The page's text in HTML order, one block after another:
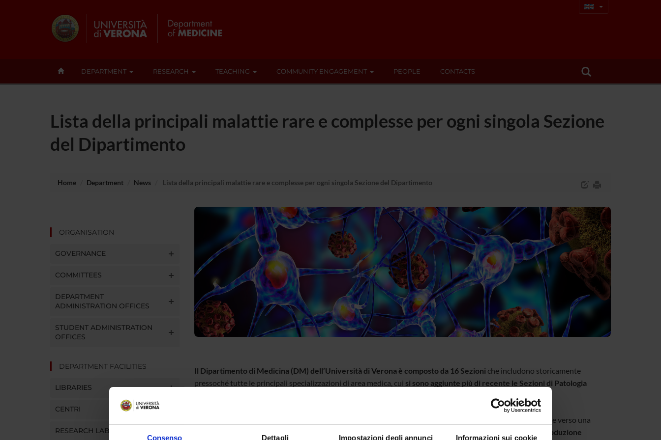
Consenso Dettagli Impostazioni degli annunci Informazioni sui cookie
DEPARTMENT RESEARCH TEACHING COMMUNITY ENGAGEMENT PEOPLE CONTACTS
Lista della principali malattie rare e complesse per ogni singola Sezione
del Dipartimento
Home Department News Lista della principali malattie rare e complesse per ogni singola Sezione del Dipartimento
ORGANISATION
GOVERNANCE
COMMITTEES
DEPARTMENT
ADMINISTRATION OFFICES
STUDENT ADMINISTRATION
OFFICES
DEPARTMENT FACILITIES
LIBRARIES
CENTRI
RESEARCH LABORATORIES
Il Dipartimento di Medicina (DM) dell’Università di Verona è composto da 16 Sezioni che includono storicamente
pressoché tutte le principali specializzazioni di area medica, cui si sono aggiunte più di recente le Sezioni di Patologia
Il DM si caratterizza, oltre che per una ampia ed importante attività clinica, anche per una spiccata vocazione verso una
una produzione